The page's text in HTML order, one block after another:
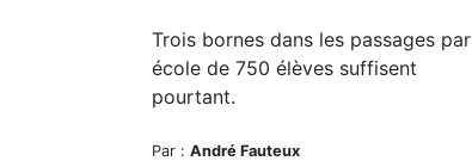
Trois bornes dans les passages par
école de 750 élèves suffisent
pourtant.
Par : André Fauteux